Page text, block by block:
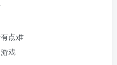
点难
戏